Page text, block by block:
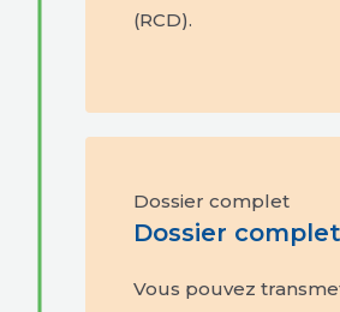
(RCD).
Dossier complet
Dossier complet
Vous pouvez